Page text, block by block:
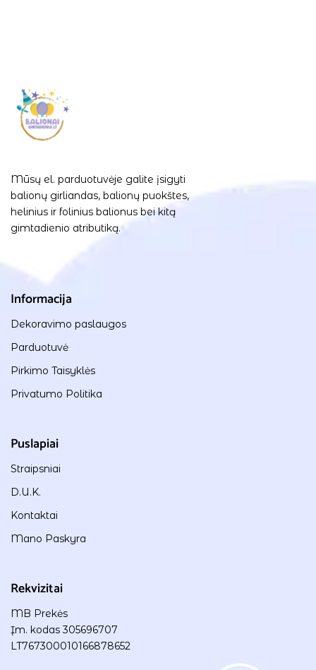
Mūsų el. parduotuvėje galite įsigyti
balionų girliandas, balionų puokštes,
helinius ir folinius balionus bei kitą
gimtadienio atributiką.
Informacija
Dekoravimo paslaugos
Parduotuvė
Pirkimo Taisyklės
Privatumo Politika
Puslapiai
Straipsniai
D.U.K.
Kontaktai
Mano Paskyra
Rekvizitai
MB Prekės
Įm. kodas 305696707
LT767300010166878652